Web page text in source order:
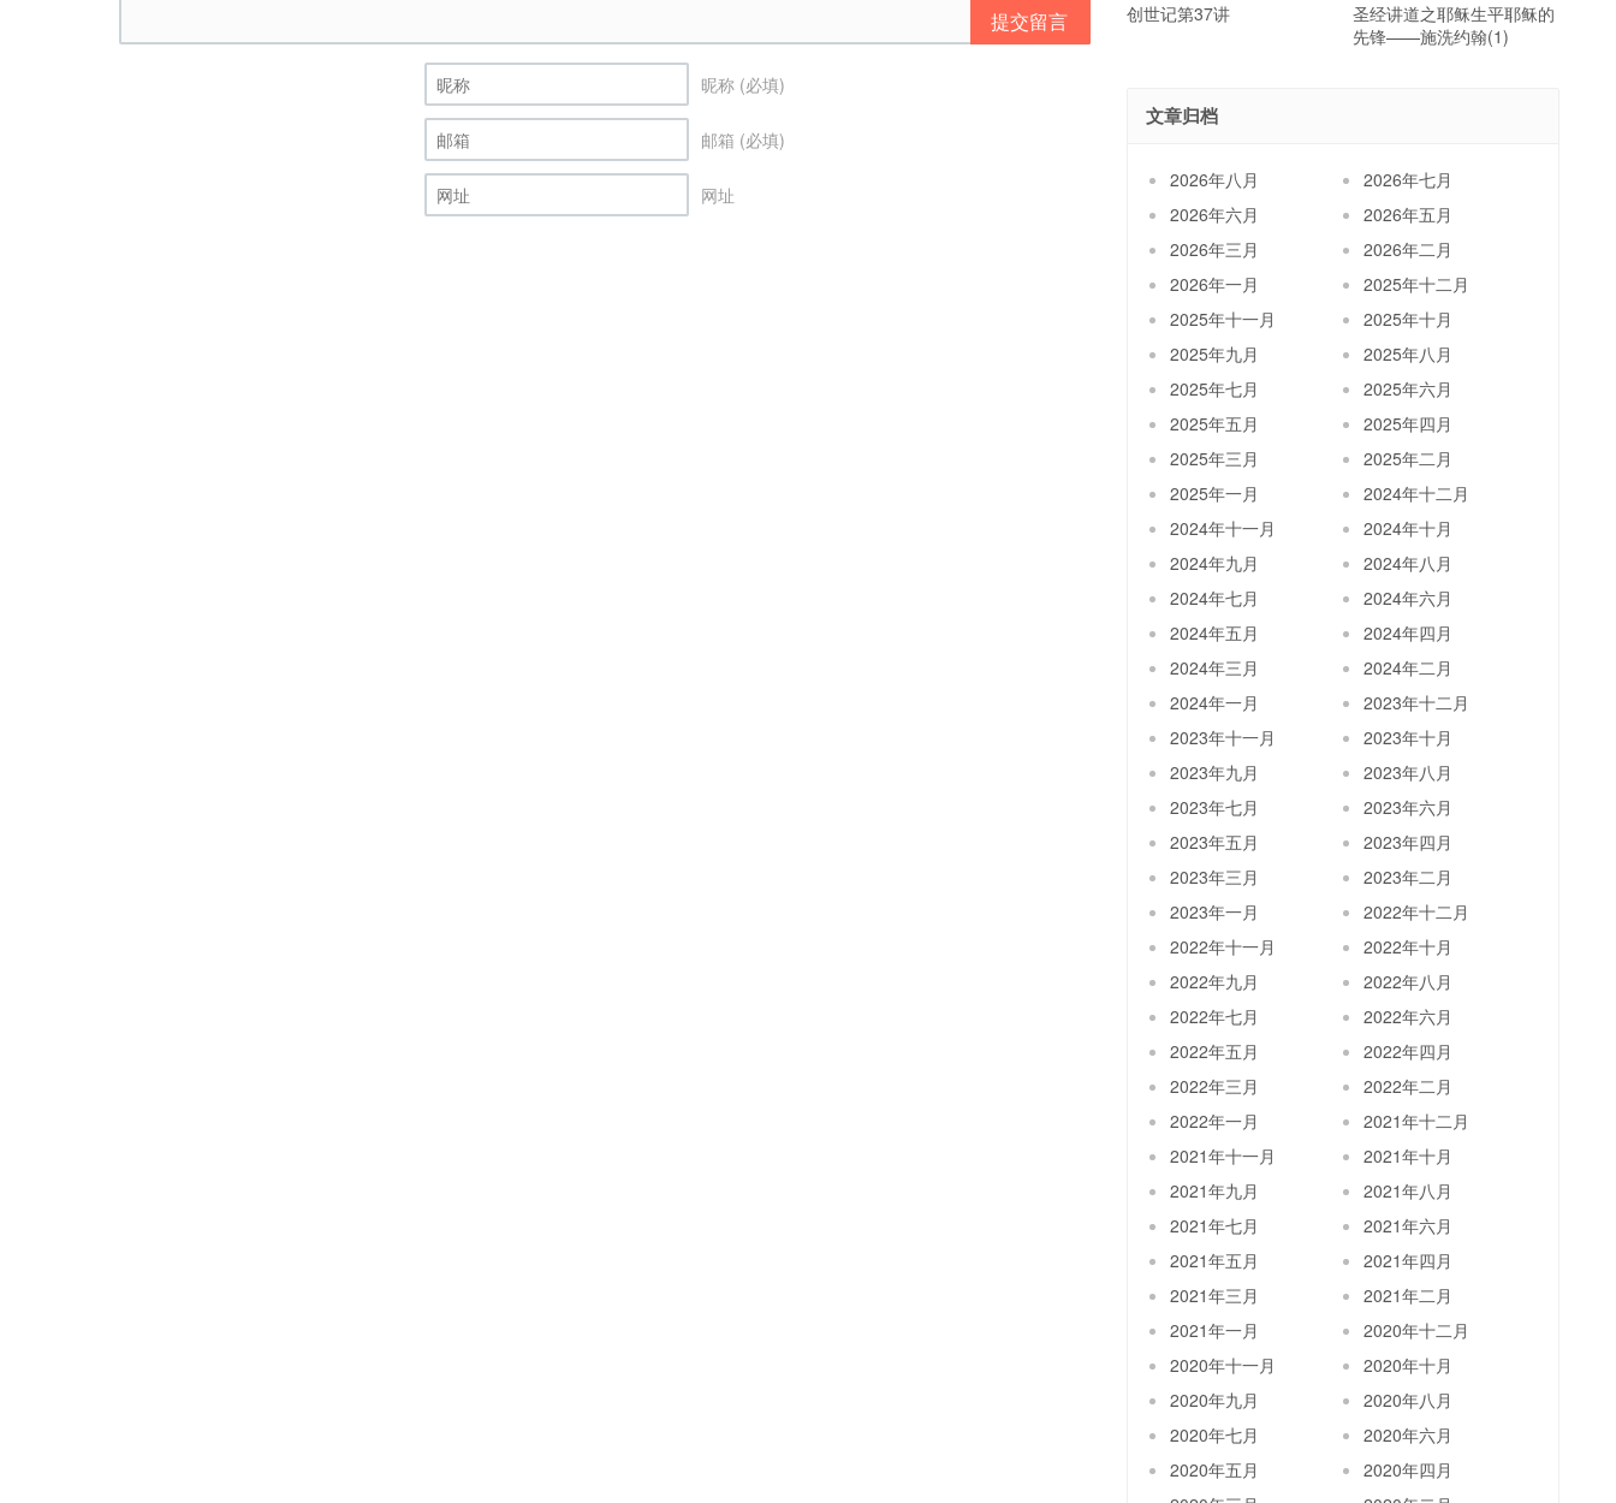
提交留言
昵称 (必填)
邮箱 (必填)
网址
创世记第37讲
圣经讲道之耶稣生平耶稣的
先锋——施洗约翰(1)
文章归档
2026年八月
2026年七月
2026年六月
2026年五月
2026年三月
2026年二月
2026年一月
2025年十二月
2025年十一月
2025年十月
2025年九月
2025年八月
2025年七月
2025年六月
2025年五月
2025年四月
2025年三月
2025年二月
2025年一月
2024年十二月
2024年十一月
2024年十月
2024年九月
2024年八月
2024年七月
2024年六月
2024年五月
2024年四月
2024年三月
2024年二月
2024年一月
2023年十二月
2023年十一月
2023年十月
2023年九月
2023年八月
2023年七月
2023年六月
2023年五月
2023年四月
2023年三月
2023年二月
2023年一月
2022年十二月
2022年十一月
2022年十月
2022年九月
2022年八月
2022年七月
2022年六月
2022年五月
2022年四月
2022年三月
2022年二月
2022年一月
2021年十二月
2021年十一月
2021年十月
2021年九月
2021年八月
2021年七月
2021年六月
2021年五月
2021年四月
2021年三月
2021年二月
2021年一月
2020年十二月
2020年十一月
2020年十月
2020年九月
2020年八月
2020年七月
2020年六月
2020年五月
2020年四月